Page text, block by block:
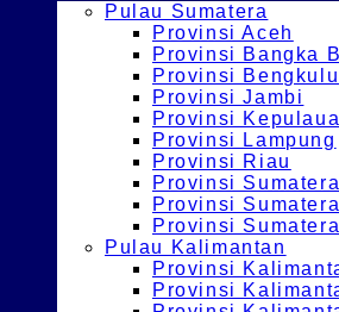
Pulau Sumatera
Provinsi Aceh
Provinsi Bangka
Provinsi Bengkulu
Provinsi Jambi
Provinsi
Provinsi Lampung
Provinsi Riau
Provinsi
Provinsi
Provinsi
Pulau Kalimantan
Provinsi
Provinsi